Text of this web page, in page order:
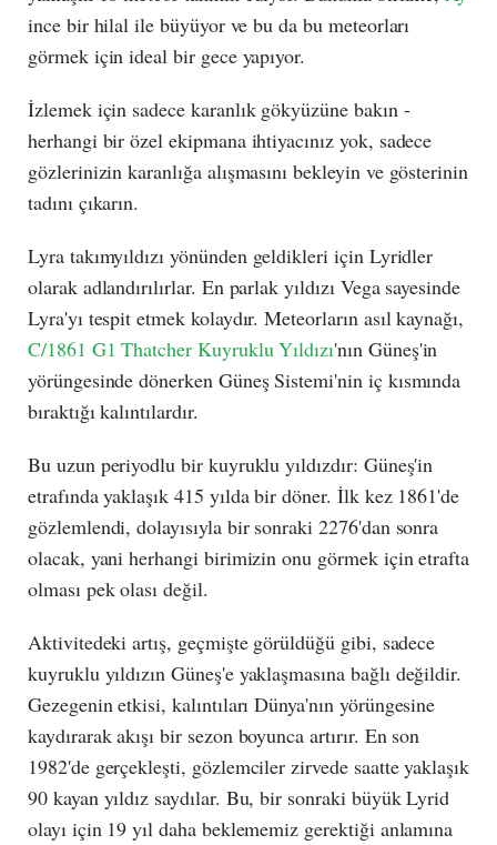
ince bir hilal ile büyüyor ve bu da bu meteorları
görmek için ideal bir gece yapıyor.
İzlemek için sadece karanlık gökyüzüne bakın -
herhangi bir özel ekipmana ihtiyacınız yok, sadece
gözlerinizin karanlığa alışmasını bekleyin ve gösterinin
tadını çıkarın.
Lyra takımyıldızı yönünden geldikleri için Lyridler
olarak adlandırılırlar. En parlak yıldızı Vega sayesinde
Lyra'yı tespit etmek kolaydır. Meteorların asıl kaynağı,
C/1861 G1 Thatcher Kuyruklu Yıldızı'nın Güneş'in
yörüngesinde dönerken Güneş Sistemi'nin iç kısmında
bıraktığı kalıntılardır.
Bu uzun periyodlu bir kuyruklu yıldızdır: Güneş'in
etrafında yaklaşık 415 yılda bir döner. İlk kez 1861'de
gözlemlendi, dolayısıyla bir sonraki 2276'dan sonra
olacak, yani herhangi birimizin onu görmek için etrafta
olması pek olası değil.
Aktivitedeki artış, geçmişte görüldüğü gibi, sadece
kuyruklu yıldızın Güneş'e yaklaşmasına bağlı değildir.
Gezegenin etkisi, kalıntıları Dünya'nın yörüngesine
kaydırarak akışı bir sezon boyunca artırır. En son
1982'de gerçekleşti, gözlemciler zirvede saatte yaklaşık
90 kayan yıldız saydılar. Bu, bir sonraki büyük Lyrid
olayı için 19 yıl daha beklememiz gerektiği anlamına